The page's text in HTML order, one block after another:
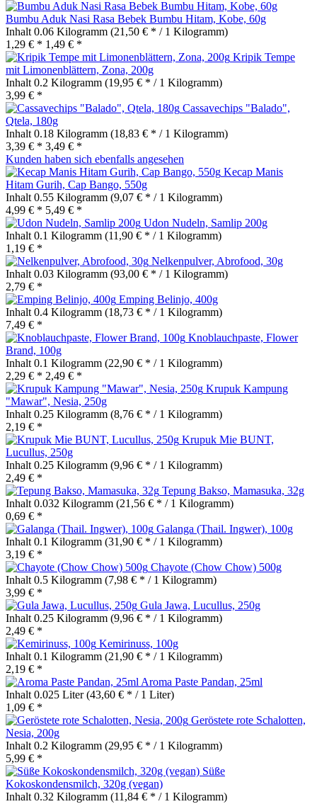
Bumbu Aduk Nasi Rasa Bebek Bumbu Hitam, Kobe, 60g
Inhalt 0.06 Kilogramm (21,50 € * / 1 Kilogramm)
1,29 € * 1,49 € *
Kripik Tempe
mit Limonenblättern, Zona, 200g
Inhalt 0.2 Kilogramm (19,95 € * / 1 Kilogramm)
3,99 € *
Cassavechips "Balado",
Qtela, 180g
Inhalt 0.18 Kilogramm (18,83 € * / 1 Kilogramm)
3,39 € * 3,49 € *
Kunden haben sich ebenfalls angesehen
Kecap Manis
Hitam Gurih, Cap Bango, 550g
Inhalt 0.55 Kilogramm (9,07 € * / 1 Kilogramm)
4,99 € * 5,49 € *
Udon Nudeln, Samlip 200g
Inhalt 0.1 Kilogramm (11,90 € * / 1 Kilogramm)
1,19 € *
Nelkenpulver, Abrofood, 30g
Inhalt 0.03 Kilogramm (93,00 € * / 1 Kilogramm)
2,79 € *
Emping Belinjo, 400g
Inhalt 0.4 Kilogramm (18,73 € * / 1 Kilogramm)
7,49 € *
Knoblauchpaste, Flower
Brand, 100g
Inhalt 0.1 Kilogramm (22,90 € * / 1 Kilogramm)
2,29 € * 2,49 € *
Krupuk Kampung
"Mawar", Nesia, 250g
Inhalt 0.25 Kilogramm (8,76 € * / 1 Kilogramm)
2,19 € *
Krupuk Mie BUNT,
Lucullus, 250g
Inhalt 0.25 Kilogramm (9,96 € * / 1 Kilogramm)
2,49 € *
Tepung Bakso, Mamasuka, 32g
Inhalt 0.032 Kilogramm (21,56 € * / 1 Kilogramm)
0,69 € *
Galanga (Thail. Ingwer), 100g
Inhalt 0.1 Kilogramm (31,90 € * / 1 Kilogramm)
3,19 € *
Chayote (Chow Chow) 500g
Inhalt 0.5 Kilogramm (7,98 € * / 1 Kilogramm)
3,99 € *
Gula Jawa, Lucullus, 250g
Inhalt 0.25 Kilogramm (9,96 € * / 1 Kilogramm)
2,49 € *
Kemirinuss, 100g
Inhalt 0.1 Kilogramm (21,90 € * / 1 Kilogramm)
2,19 € *
Aroma Paste Pandan, 25ml
Inhalt 0.025 Liter(43,60 € * / 1 Liter)
1,09 € *
Geröstete rote Schalotten,
Nesia, 200g
Inhalt 0.2 Kilogramm (29,95 € * / 1 Kilogramm)
5,99 € *
Süße
Kokoskondensmilch, 320g (vegan)
Inhalt 0.32 Kilogramm (11,84 € * / 1 Kilogramm)